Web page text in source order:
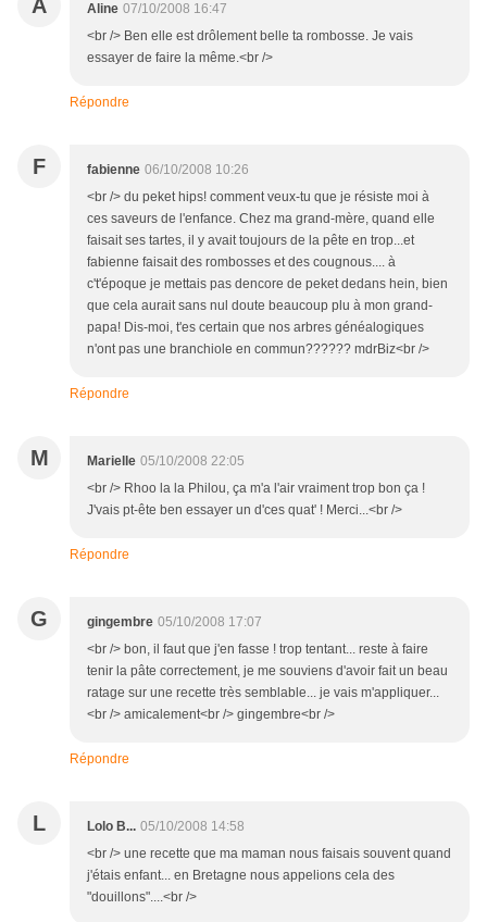
A Aline 07/10/2008 16:47
<br /> Ben elle est drôlement belle ta rombosse. Je vais
essayer de faire la même.<br />
Répondre
F fabienne 06/10/2008 10:26
<br /> du peket hips! comment veux-tu que je résiste moi à
ces saveurs de l'enfance. Chez ma grand-mère, quand elle
faisait ses tartes, il y avait toujours de la pête en trop...et
fabienne faisait des rombosses et des cougnous.... à
c't'époque je mettais pas dencore de peket dedans hein, bien
que cela aurait sans nul doute beaucoup plu à mon grand-
papa! Dis-moi, t'es certain que nos arbres généalogiques
n'ont pas une branchiole en commun?????? mdrBiz<br />
Répondre
M Marielle 05/10/2008 22:05
<br /> Rhoo la la Philou, ça m'a l'air vraiment trop bon ça !
J'vais pt-ête ben essayer un d'ces quat' ! Merci...<br />
Répondre
G gingembre 05/10/2008 17:07
<br /> bon, il faut que j'en fasse ! trop tentant... reste à faire
tenir la pâte correctement, je me souviens d'avoir fait un beau
ratage sur une recette très semblable... je vais m'appliquer...
<br /> amicalement<br /> gingembre<br />
Répondre
L Lolo B... 05/10/2008 14:58
<br /> une recette que ma maman nous faisais souvent quand
j'étais enfant... en Bretagne nous appelions cela des
"douillons"....<br />